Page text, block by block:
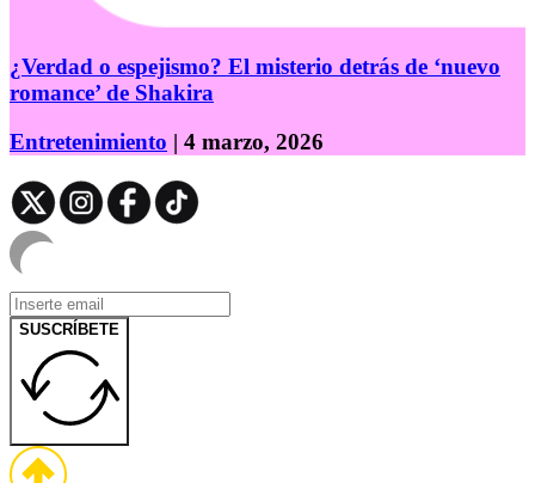
¿Verdad o espejismo? El misterio detrás de ‘nuevo
romance’ de Shakira
Entretenimiento | 4 marzo, 2026
SUSCRÍBETE